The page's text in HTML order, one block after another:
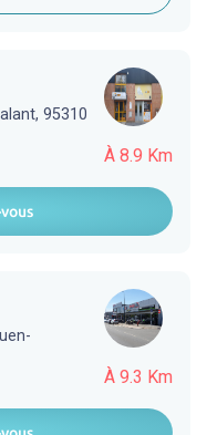
À 8.9 Km
95310
À 9.3 Km